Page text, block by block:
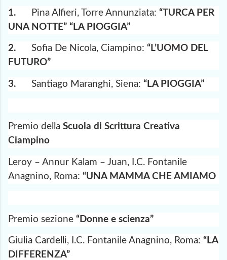
1. Pina Alfieri, Torre Annunziata: “TURCA PER
UNA NOTTE” “LA PIOGGIA”
2. Sofia De Nicola, Ciampino: “L’UOMO DEL
FUTURO”
3. Santiago Maranghi, Siena: “LA PIOGGIA”
Premio della Scuola di Scrittura Creativa
Ciampino
Leroy – Annur Kalam – Juan, I.C. Fontanile
Anagnino, Roma: “UNA MAMMA CHE AMIAMO
Premio sezione “Donne e scienza”
Giulia Cardelli, I.C. Fontanile Anagnino, Roma: “LA
DIFFERENZA”